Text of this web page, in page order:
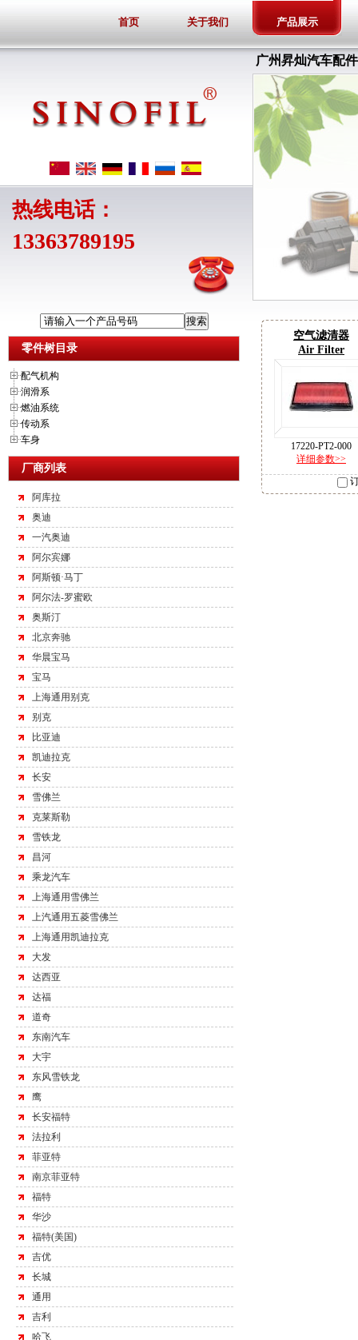
首页 关于我们 产品展示
广州昇灿汽车配
热线电话：
13363789195
空气滤清器
Air Filter
17220-PT2-000
详细参数>>
请输入一个产品号码
零件树目录
配气机构
润滑系
燃油系统
传动系
车身
厂商列表
阿库拉
奥迪
一汽奥迪
阿尔宾娜
阿斯顿·马丁
阿尔法-罗蜜欧
奥斯汀
北京奔驰
华晨宝马
宝马
上海通用别克
别克
比亚迪
凯迪拉克
长安
雪佛兰
克莱斯勒
雪铁龙
昌河
乘龙汽车
上海通用雪佛兰
上汽通用五菱雪佛兰
上海通用凯迪拉克
大发
达西亚
达福
道奇
东南汽车
大宇
东风雪铁龙
鹰
长安福特
法拉利
菲亚特
南京菲亚特
福特
华沙
福特(美国)
吉优
长城
通用
吉利
哈飞